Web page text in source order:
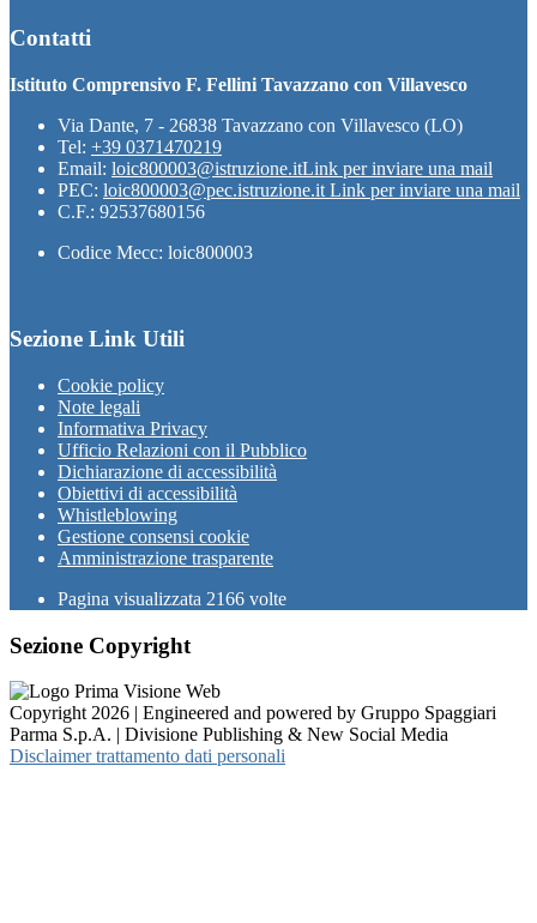
Contatti
Istituto Comprensivo F. Fellini Tavazzano con Villavesco
Via Dante, 7 - 26838 Tavazzano con Villavesco (LO)
Tel: +39 0371470219
Email: loic800003@istruzione.itLink per inviare una mail
PEC: loic800003@pec.istruzione.it Link per inviare una mail
C.F.: 92537680156
Codice Mecc: loic800003
Sezione Link Utili
Cookie policy
Note legali
Informativa Privacy
Ufficio Relazioni con il Pubblico
Dichiarazione di accessibilità
Obiettivi di accessibilità
Whistleblowing
Gestione consensi cookie
Amministrazione trasparente
Pagina visualizzata 2166 volte
Sezione Copyright
Copyright 2026 | Engineered and powered by Gruppo Spaggiari
Parma S.p.A. | Divisione Publishing & New Social Media
Disclaimer trattamento dati personali